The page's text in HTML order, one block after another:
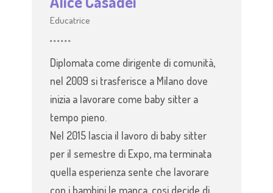
Educatrice
Diplomata come dirigente di comunità,
nel 2009 si trasferisce a Milano dove
inizia a lavorare come baby sitter a
tempo pieno.
Nel 2015 lascia il lavoro di baby sitter
per il semestre di Expo, ma terminata
quella esperienza sente che lavorare
con i bambini le manca, cosi decide di